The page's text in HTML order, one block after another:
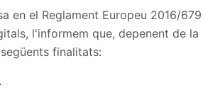
en el Reglament Europeu 2016/
l'informem que, depenent de
finalitats: